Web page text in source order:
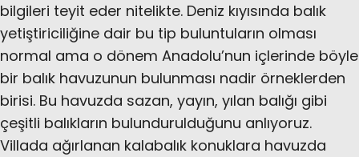
bilgileri teyit eder nitelikte. Deniz kıyısında balık
yetiştiriciliğine dair bu tip buluntuların olması
normal ama o dönem Anadolu’nun içlerinde böyle
bir balık havuzunun bulunması nadir örneklerden
birisi. Bu havuzda sazan, yayın, yılan balığı gibi
çeşitli balıkların bulundurulduğunu anlıyoruz.
Villada ağırlanan kalabalık konuklara havuzda